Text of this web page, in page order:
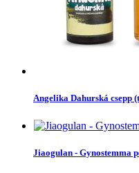
Angelika Dahurská csepp
Jiaogulan - Gynostemma